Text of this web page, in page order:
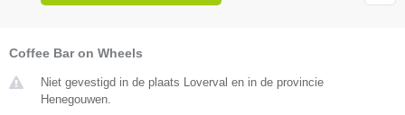
Coffee Bar on Wheels
Niet gevestigd in de plaats Loverval en in de provincie
Henegouwen.